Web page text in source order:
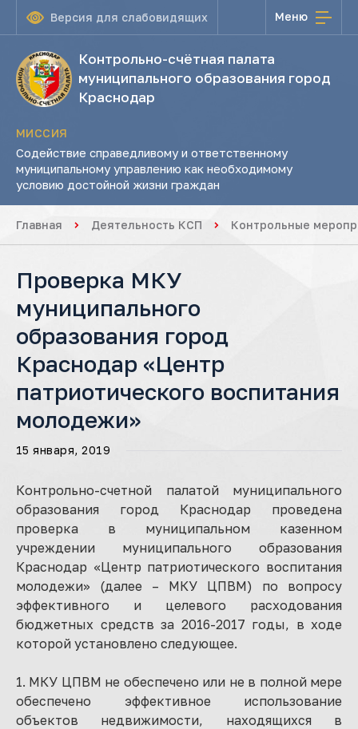
Версия для слабовидящих Меню
Контрольно-счётная палата
муниципального образования город
Краснодар
МИССИЯ
Содействие справедливому и ответственному
муниципальному управлению как необходимому
условию достойной жизни граждан
Главная Деятельность КСП Контрольные
Проверка МКУ
муниципального
образования город
Краснодар «Центр
патриотического воспитания
молодежи»
15 января, 2019
Контрольно-счетной палатой муниципального
образования город Краснодар проведена
проверка в муниципальном казенном
учреждении муниципального образования
Краснодар «Центр патриотического воспитания
молодежи» (далее – МКУ ЦПВМ) по вопросу
эффективного и целевого расходования
бюджетных средств за 2016-2017 годы, в ходе
которой установлено следующее.
1. МКУ ЦПВМ не обеспечено или не в полной мере
обеспечено эффективное использование
объектов недвижимости, находящихся в